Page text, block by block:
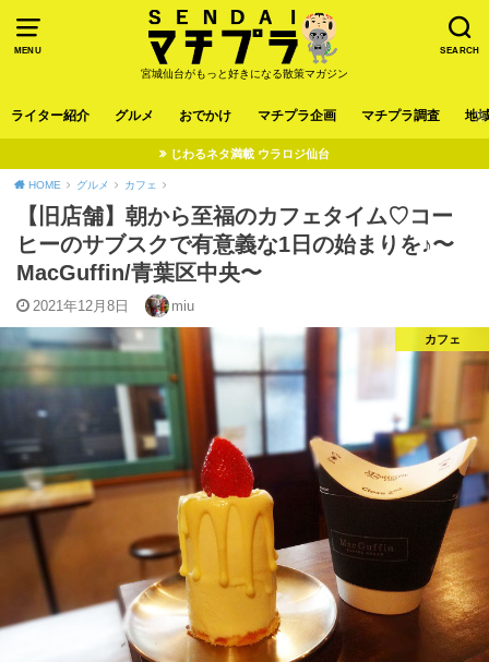
MENU SEARCH
宮城仙台がもっと好きになる散策マガジン
ライター紹介 グルメ おでかけ マチプラ企画 マチプラ調査 地
じわるネタ満載 ウラロジ仙台
HOME グルメ カフェ
【旧店舗】朝から至福のカフェタイム♡コー
ヒーのサブスクで有意義な1日の始まりを♪〜
MacGuffin/青葉区中央〜
2021年12月8日 miu
カフェ